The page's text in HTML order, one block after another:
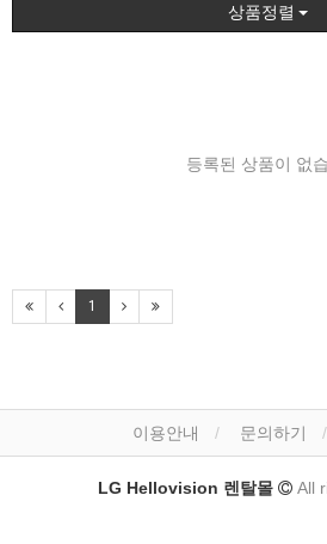
상품정렬
등록된 상품이 없
1
이용안내 문의하기
LG Hellovision 렌탈몰 All